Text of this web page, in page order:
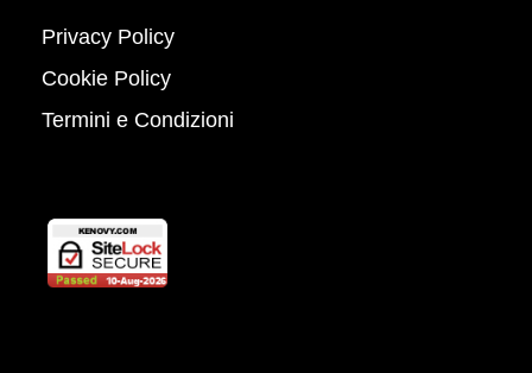
Privacy Policy
Cookie Policy
Termini e Condizioni